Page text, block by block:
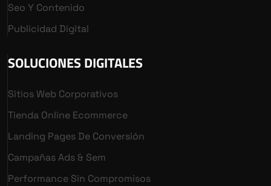
Seo Y Contenido
Publicidad Digital
SOLUCIONES DIGITALES
Sitios Web Corporativos
Tienda Online Ecommerce
Landing Pages De Conversión
Campañas Ads & Sem
Performance Sin Compromisos